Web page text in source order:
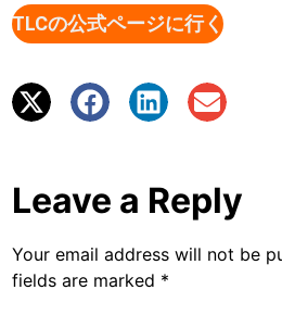
TLCの公式ページに行く
Leave a Reply
Your email address will not be
fields are marked *